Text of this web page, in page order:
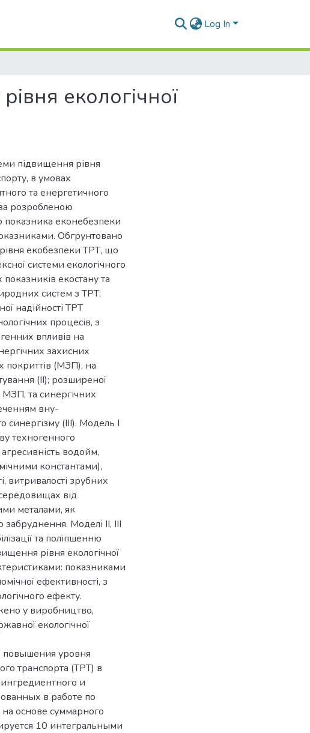
Log In
екологічної
підвищення рівня
в умовах
та енергетичного
розробленою
показника еконебезпеки
Обгрунтовано
екобезпеки ТРТ, що
системи екологічного
екостану та
систем з ТРТ;
надійності ТРТ
процесів, з
впливів на
захисних
покриттів (МЗП), на
(II); розширеної
МЗП, та синергічних
вну-
синергізму (III). Модель І
техногенного
водойм,
константами),
витривалості зрубних
від
металами, як
забруднення. Моделі II, III
та поліпшенню
рівня екологічної
показниками
ефективності, з
ефекту.
у виробництво,
екологічної
уровня
транспорта (ТРТ) в
и
в работе по
основе суммарного
10 интегральными